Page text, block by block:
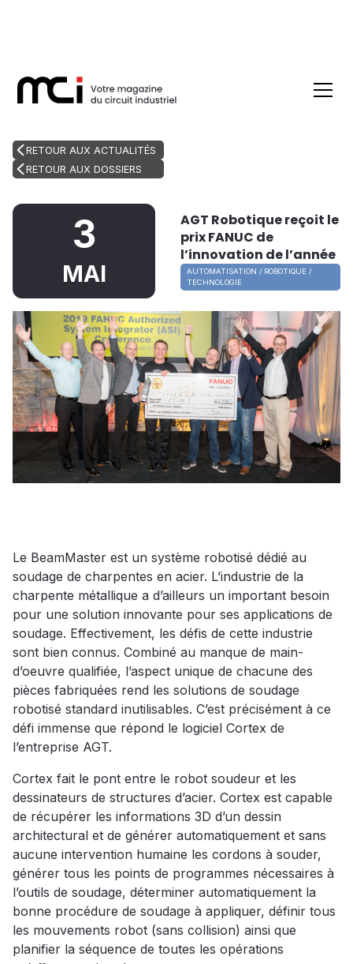
RETOUR AUX ACTUALITÉS
RETOUR AUX DOSSIERS
3
MAI
AGT Robotique reçoit le
prix FANUC de
l’innovation de l’année
AUTOMATISATION / ROBOTIQUE /
TECHNOLOGIE
Le BeamMaster est un système robotisé dédié au
soudage de charpentes en acier. L’industrie de la
charpente métallique a d’ailleurs un important besoin
pour une solution innovante pour ses applications de
soudage. Effectivement, les défis de cette industrie
sont bien connus. Combiné au manque de main-
d’oeuvre qualifiée, l’aspect unique de chacune des
pièces fabriquées rend les solutions de soudage
robotisé standard inutilisables. C’est précisément à ce
défi immense que répond le logiciel Cortex de
l’entreprise AGT.
Cortex fait le pont entre le robot soudeur et les
dessinateurs de structures d’acier. Cortex est capable
de récupérer les informations 3D d’un dessin
architectural et de générer automatiquement et sans
aucune intervention humaine les cordons à souder,
générer tous les points de programmes nécessaires à
l’outils de soudage, déterminer automatiquement la
bonne procédure de soudage à appliquer, définir tous
les mouvements robot (sans collision) ainsi que
planifier la séquence de toutes les opérations